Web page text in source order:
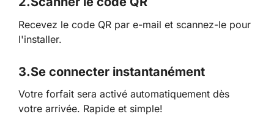
Recevez le code QR par e-mail et scannez-le pour
l'installer.
3.Se connecter instantanément
Votre forfait sera activé automatiquement dès
votre arrivée. Rapide et simple!